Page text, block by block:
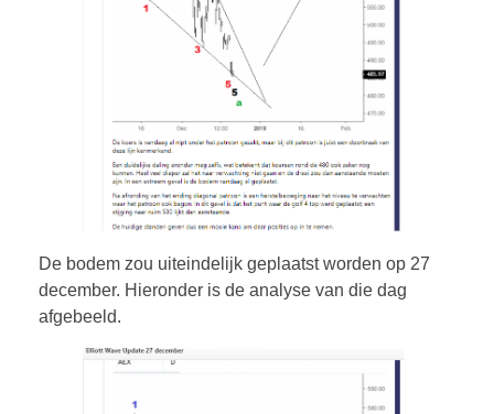
De bodem zou uiteindelijk geplaatst worden op 27
december. Hieronder is de analyse van die dag
afgebeeld.